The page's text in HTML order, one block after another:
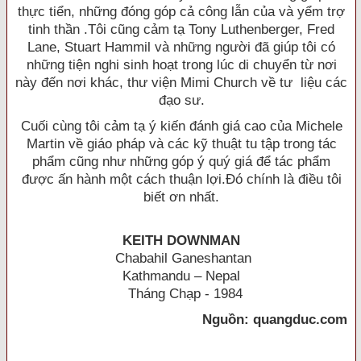
thực tiển, những đóng góp cả công lẫn của và yểm trợ
tinh thần .Tôi cũng cảm tạ Tony Luthenberger, Fred
Lane, Stuart Hammil và những người đã giúp tôi có
những tiện nghi sinh hoạt trong lúc di chuyển từ nơi
này đến nơi khác, thư viện Mimi Church về tư liệu các
đạo sư.
Cuối cùng tôi cảm tạ ý kiến đánh giá cao của Michele
Martin về giáo pháp và các kỹ thuật tu tập trong tác
phẩm cũng như những góp ý quý giá để tác phẩm
được ấn hành một cách thuận lợi.Ðó chính là điều tôi
biết ơn nhất.
KEITH DOWNMAN
Chabahil Ganeshantan
Kathmandu – Nepal
Tháng Chạp - 1984
Nguồn: quangduc.com